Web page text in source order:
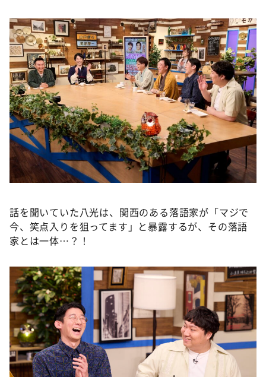
話を聞いていた八光は、関西のある落語家が「マジで
今、笑点入りを狙ってます」と暴露するが、その落語
家とは一体…？！